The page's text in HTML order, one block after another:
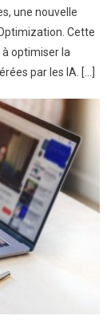
une nouvelle
Cette
optimiser la
par les IA. […]